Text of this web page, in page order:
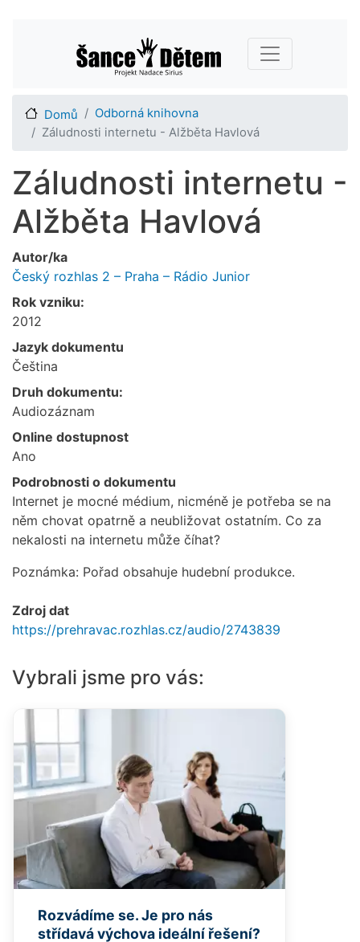
hlavnímu
obsahu
Main navigation
Domů
Odborná knihovna
Záludnosti internetu - Alžběta Havlová
Záludnosti internetu -
Alžběta Havlová
Autor/ka
Český rozhlas 2 – Praha – Rádio Junior
Rok vzniku:
2012
Jazyk dokumentu
Čeština
Druh dokumentu:
Audiozáznam
Online dostupnost
Ano
Podrobnosti o dokumentu
Internet je mocné médium, nicméně je potřeba se na
něm chovat opatrně a neubližovat ostatním. Co za
nekalosti na internetu může číhat?
Poznámka: Pořad obsahuje hudební produkce.
Zdroj dat
https://prehravac.rozhlas.cz/audio/2743839
Vybrali jsme pro vás:
Rozvádíme se. Je pro nás
střídavá výchova ideální řešení?